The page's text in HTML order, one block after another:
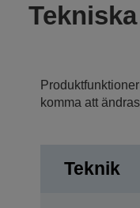
komma att
Teknik